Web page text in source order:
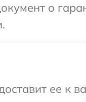
о
ее к